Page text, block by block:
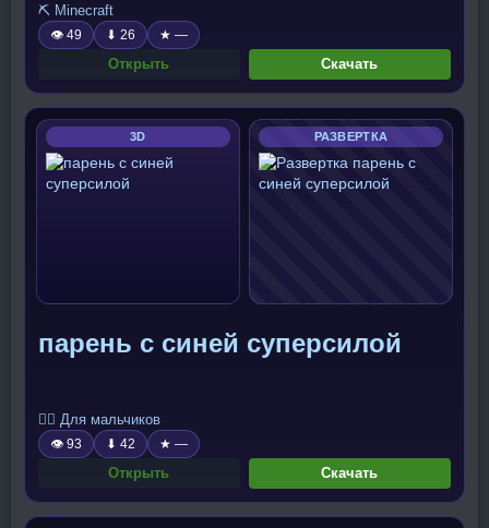
⛏️ Minecraft
👁 49 ⬇ 26 ★ —
Открыть Скачать
3D РАЗВЕРТКА
парень с синей суперсилой
🧍‍♂️ Для мальчиков
👁 93 ⬇ 42 ★ —
Открыть Скачать